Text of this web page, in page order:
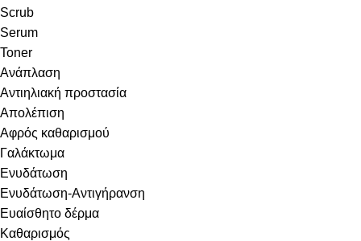
Scrub
Serum
Toner
Ανάπλαση
Αντιηλιακή προστασία
Απολέπιση
Αφρός καθαρισμού
Γαλάκτωμα
Ενυδάτωση
Ενυδάτωση-Αντιγήρανση
Ευαίσθητο δέρμα
Καθαρισμός